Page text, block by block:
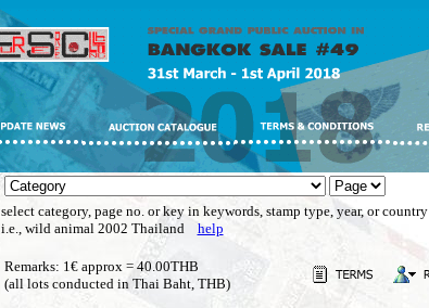
select category, page no. or key in keywords, stamp type, year, or country
i.e., wild animal 2002 Thailand help
Remarks: 1€ approx = 40.00THB
(all lots conducted in Thai Baht, THB)